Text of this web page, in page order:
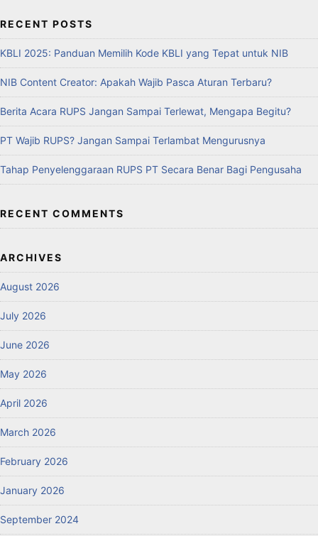
RECENT POSTS
KBLI 2025: Panduan Memilih Kode KBLI yang Tepat untuk NIB
NIB Content Creator: Apakah Wajib Pasca Aturan Terbaru?
Berita Acara RUPS Jangan Sampai Terlewat, Mengapa Begitu?
PT Wajib RUPS? Jangan Sampai Terlambat Mengurusnya
Tahap Penyelenggaraan RUPS PT Secara Benar Bagi Pengusaha
RECENT COMMENTS
ARCHIVES
August 2026
July 2026
June 2026
May 2026
April 2026
March 2026
February 2026
January 2026
September 2024